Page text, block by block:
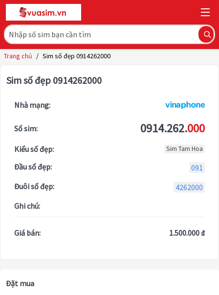
Trang chủ / Sim số đẹp 0914262000
Sim số đẹp 0914262000
Nhà mạng:
Số sim: 0914.262.000
Kiểu số đẹp: Sim Tam Hoa
Đầu số đẹp:
091
Đuôi số đẹp:
4262000
Ghi chú:
Giá bán: 1.500.000 ₫
Đặt mua